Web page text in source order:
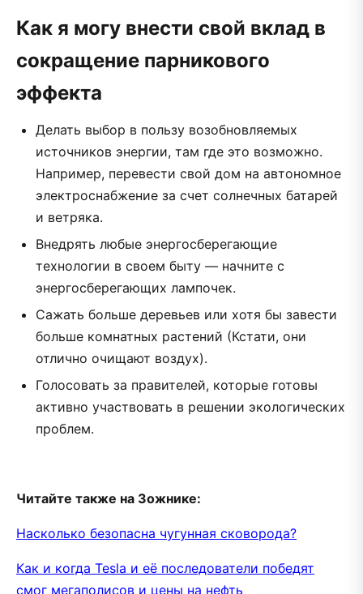
Как я могу внести свой вклад в
сокращение парникового
эффекта
Делать выбор в пользу возобновляемых
источников энергии, там где это возможно.
Например, перевести свой дом на автономное
электроснабжение за счет солнечных батарей
и ветряка.
Внедрять любые энергосберегающие
технологии в своем быту — начните с
энергосберегающих лампочек.
Сажать больше деревьев или хотя бы завести
больше комнатных растений (Кстати, они
отлично очищают воздух).
Голосовать за правителей, которые готовы
активно участвовать в решении экологических
проблем.
Читайте также на Зожнике:
Насколько безопасна чугунная сковорода?
Как и когда Tesla и её последователи победят
смог мегаполисов и цены на нефть